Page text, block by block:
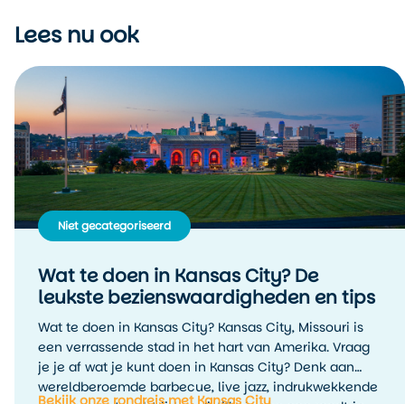
Lees nu ook
Niet gecategoriseerd
Wat te doen in Kansas City? De
leukste bezienswaardigheden en tips
Wat te doen in Kansas City? Kansas City, Missouri is
een verrassende stad in het hart van Amerika. Vraag
je je af wat je kunt doen in Kansas City? Denk aan
wereldberoemde barbecue, live jazz, indrukwekkende
Bekijk onze rondreis met Kansas City